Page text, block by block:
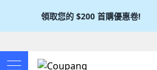
領取您的 $200 首購優惠卷!